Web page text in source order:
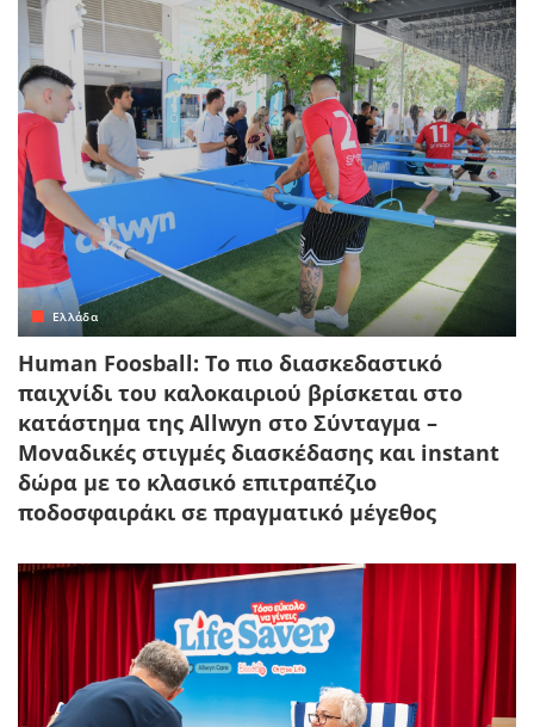
Ελλάδα
Human Foosball: Το πιο διασκεδαστικό
παιχνίδι του καλοκαιριού βρίσκεται στο
κατάστημα της Allwyn στο Σύνταγμα –
Μοναδικές στιγμές διασκέδασης και instant
δώρα με το κλασικό επιτραπέζιο
ποδοσφαιράκι σε πραγματικό μέγεθος